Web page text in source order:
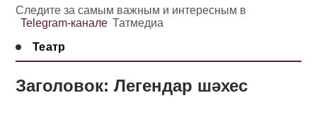
Следите за самым важным и интересным в
Telegram-канале Татмедиа
Театр
Заголовок: Легендар шәхес